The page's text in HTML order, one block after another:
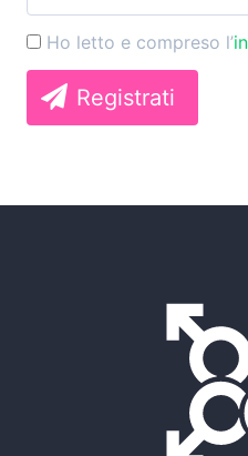
Ho letto e compreso l’
Registrati